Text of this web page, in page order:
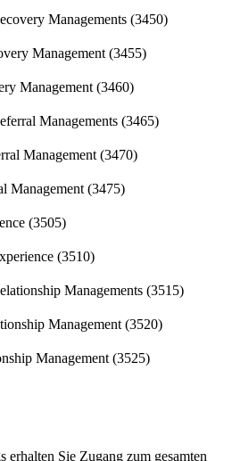
Managements (3450)
Management (3455)
Management (3460)
Managements (3465)
Management (3470)
Management (3475)
(3505)
(3510)
Managements (3515)
Management (3520)
Management (3525)
erhalten Sie Zugang zum gesamten